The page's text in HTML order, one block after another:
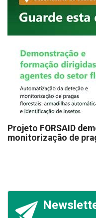
Projeto FORSAID
monitorização de